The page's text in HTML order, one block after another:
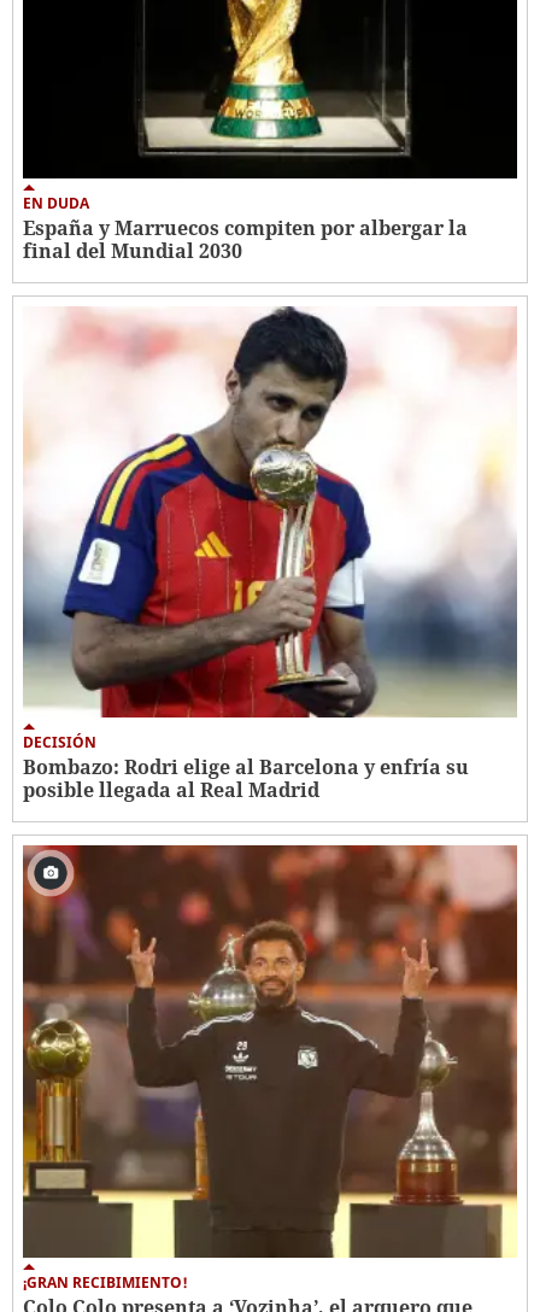
EN DUDA
España y Marruecos compiten por albergar la
final del Mundial 2030
DECISIÓN
Bombazo: Rodri elige al Barcelona y enfría su
posible llegada al Real Madrid
¡GRAN RECIBIMIENTO!